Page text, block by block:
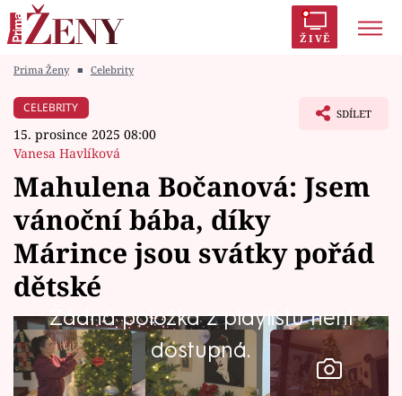
ŽIVĚ
Módní alarm
Témata
Celebrity
Vztahy
Seriály
Prima Ženy ■ Celebrity
CELEBRITY
15. prosince 2025 08:00
Vanesa Havlíková
SDÍLET
Mahulena Bočanová: Jsem
vánoční bába, díky
Márince jsou svátky pořád
dětské
Žádná položka z playlistu není
dostupná.